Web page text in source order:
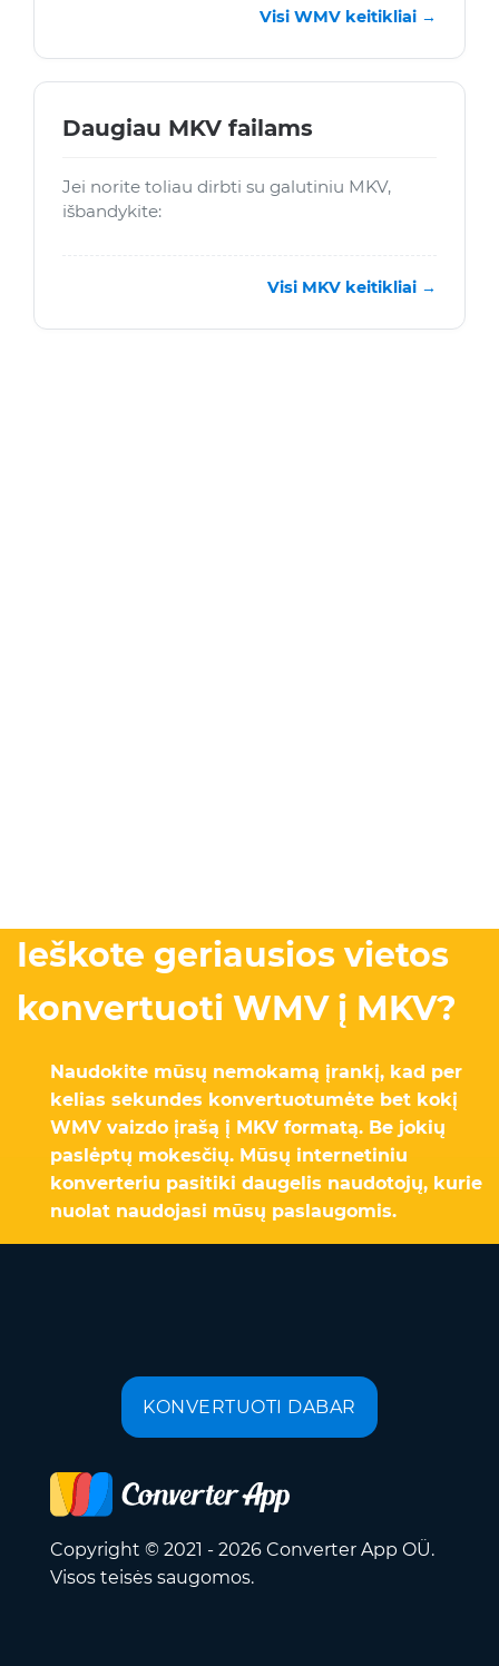
Visi WMV keitikliai →
Daugiau MKV failams
Jei norite toliau dirbti su galutiniu MKV,
išbandykite:
Visi MKV keitikliai →
Ieškote geriausios vietos
konvertuoti WMV į MKV?
Naudokite mūsų nemokamą įrankį, kad per
kelias sekundes konvertuotumėte bet kokį
WMV vaizdo įrašą į MKV formatą. Be jokių
paslėptų mokesčių. Mūsų internetiniu
konverteriu pasitiki daugelis naudotojų, kurie
nuolat naudojasi mūsų paslaugomis.
KONVERTUOTI DABAR
Copyright © 2021 - 2026 Converter App OÜ.
Visos teisės saugomos.